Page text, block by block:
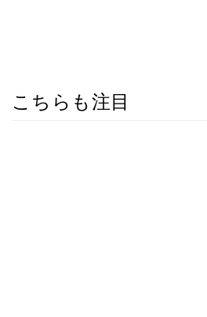
こちらも注目